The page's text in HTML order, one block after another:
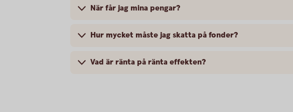
När får jag mina pengar?
Hur mycket måste jag skatta på fonder?
Vad är ränta på ränta effekten?